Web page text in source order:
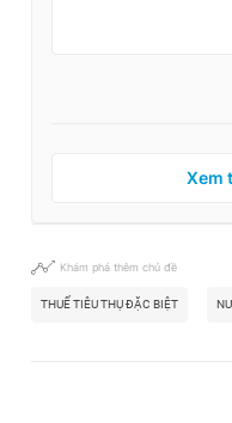
Xem
Khám phá thêm chủ đề
THUẾ TIÊU THỤ ĐẶC BIỆT